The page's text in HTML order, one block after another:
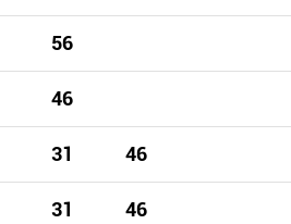
56
46
31 46
31 46